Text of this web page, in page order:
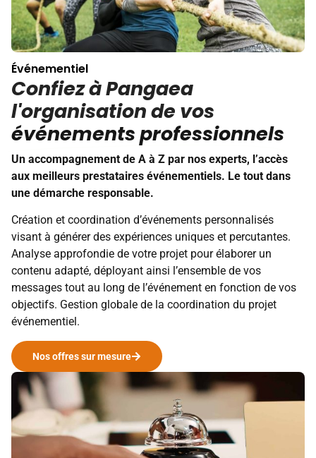
Événementiel
Confiez à Pangaea
l'organisation de vos
événements professionnels
Un accompagnement de A à Z par nos experts, l’accès
aux meilleurs prestataires événementiels. Le tout dans
une démarche responsable.
Création et coordination d’événements personnalisés
visant à générer des expériences uniques et percutantes.
Analyse approfondie de votre projet pour élaborer un
contenu adapté, déployant ainsi l’ensemble de vos
messages tout au long de l’événement en fonction de vos
objectifs. Gestion globale de la coordination du projet
événementiel.
Nos offres sur mesure